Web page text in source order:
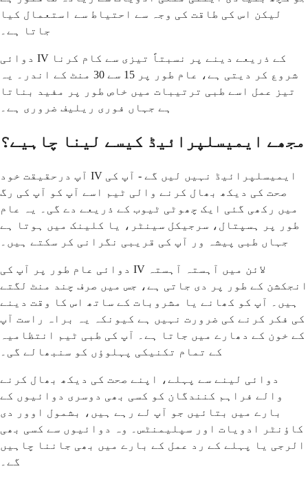
لیکن اس کی طاقت کی وجہ سے احتیاط سے استعمال کیا
جاتا ہے۔
دوائی IV کے ذریعے دینے پر نسبتاً تیزی سے کام کرنا
شروع کر دیتی ہے، عام طور پر 15 سے 30 منٹ کے اندر۔ یہ
تیز عمل اسے طبی ترتیبات میں خاص طور پر مفید بناتا
ہے جہاں فوری ریلیف ضروری ہے۔
مجھے ایمیسلپرائیڈ کیسے لینا چاہیے؟
آپ درحقیقت خود IV ایمیسلپرائیڈ نہیں لیں گے - آپ کی
صحت کی دیکھ بھال کرنے والی ٹیم اسے آپ کو آپ کی رگ
میں رکھی گئی ایک چھوٹی ٹیوب کے ذریعے دے گی۔ یہ عام
طور پر ہسپتال، سرجیکل سینٹر، یا کلینک میں ہوتا ہے
جہاں طبی پیشہ ور آپ کی قریبی نگرانی کر سکتے ہیں۔
دوائی عام طور پر آپ کی IV لائن میں آہستہ آہستہ
انجکشن کے طور پر دی جاتی ہے، جس میں صرف چند منٹ لگتے
ہیں۔ آپ کو کھانے یا مشروبات کے ساتھ اس کا وقت دینے
کی فکر کرنے کی ضرورت نہیں ہے کیونکہ یہ براہ راست آپ
کے خون کے دھارے میں جاتا ہے۔ آپ کی طبی ٹیم انتظامیہ
کے تمام تکنیکی پہلوؤں کو سنبھالے گی۔
دوائی لینے سے پہلے، اپنے صحت کی دیکھ بھال کرنے
والے فراہم کنندگان کو کسی بھی دوسری دوائیوں کے
بارے میں بتائیں جو آپ لے رہے ہیں، بشمول اوور دی
کاؤنٹر ادویات اور سپلیمنٹس۔ وہ دوائیوں سے کسی بھی
الرجی یا پہلے کے رد عمل کے بارے میں بھی جاننا چاہیں
گے۔